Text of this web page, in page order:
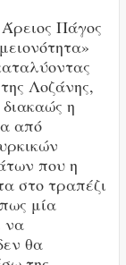
Πάγος
Λοζάνης,
η
από
που η
στο τραπέζι
μία
να
θα